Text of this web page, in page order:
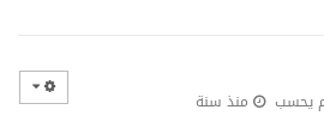
يحسب منذ سنة